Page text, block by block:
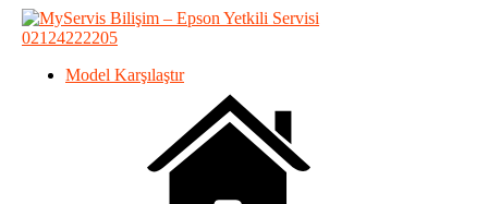
02124222205
Model Karşılaştır